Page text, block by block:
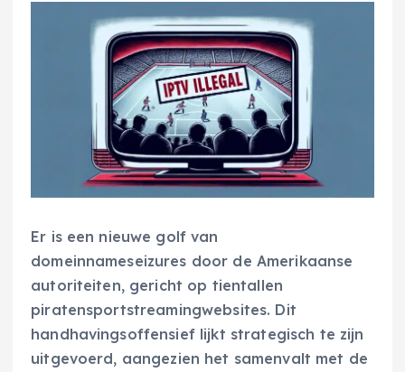
Er is een nieuwe golf van
domeinnameseizures door de Amerikaanse
autoriteiten, gericht op tientallen
piratensportstreamingwebsites. Dit
handhavingsoffensief lijkt strategisch te zijn
uitgevoerd, aangezien het samenvalt met de